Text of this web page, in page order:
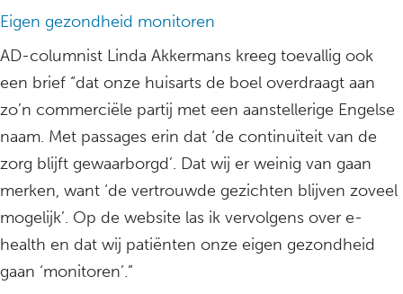
Eigen gezondheid monitoren
AD-columnist Linda Akkermans kreeg toevallig ook
een brief “dat onze huisarts de boel overdraagt aan
zo’n commerciële partij met een aanstellerige Engelse
naam. Met passages erin dat ‘de continuïteit van de
zorg blijft gewaarborgd’. Dat wij er weinig van gaan
merken, want ‘de vertrouwde gezichten blijven zoveel
mogelijk’. Op de website las ik vervolgens over e-
health en dat wij patiënten onze eigen gezondheid
gaan ‘monitoren’.”